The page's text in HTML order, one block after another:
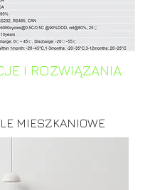
MIESZKANIOWE
I ROZWIĄZANIA